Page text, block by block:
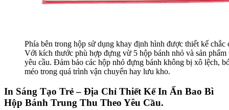
Phía bên trong hộp sử dụng khay định hình được thiết kế chắc
Với kích thước phù hợp đựng vừ 5 hộp bánh nhỏ và sản phẩm
yêu cầu. Đảm bảo các hộp nhỏ đựng bánh không bị xô lệch,
méo trong quá trình vận chuyển hay lưu kho.
In Sáng Tạo Trẻ – Địa Chỉ Thiết Kế In Ấn Bao Bì
Hộp Bánh Trung Thu Theo Yêu Cầu.